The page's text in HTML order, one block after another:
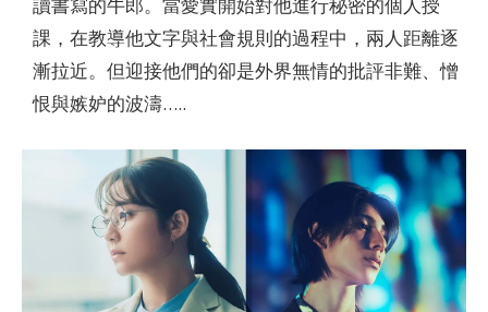
讀書寫的牛郎。當愛實開始對他進行秘密的個人授
課，在教導他文字與社會規則的過程中，兩人距離逐
漸拉近。但迎接他們的卻是外界無情的批評非難、憎
恨與嫉妒的波濤…..